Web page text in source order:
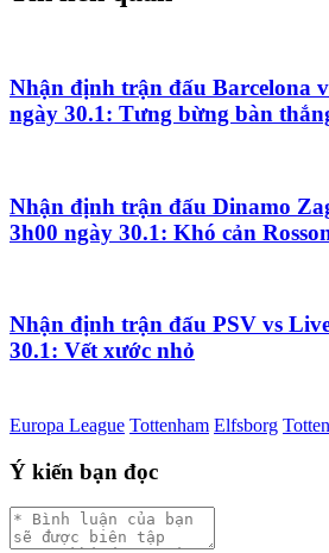
Nhận định trận đấu Barcelona
ngày 30.1: Tưng bừng bàn
Nhận định trận đấu Dinamo
3h00 ngày 30.1: Khó cản
Nhận định trận đấu PSV vs
30.1: Vết xước nhỏ
Europa League Tottenham Elfsborg
Ý kiến bạn đọc